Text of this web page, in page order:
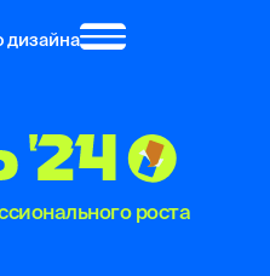
дизайна
'24
роста